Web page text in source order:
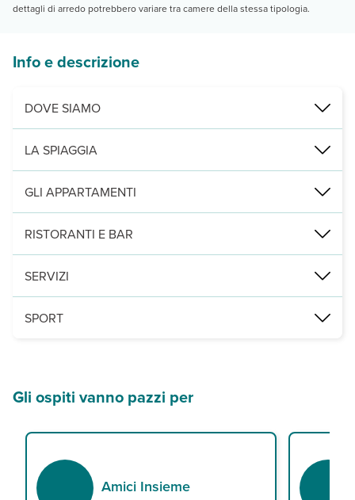
dettagli di arredo potrebbero variare tra camere della stessa tipologia.
Info e descrizione
DOVE SIAMO
Maspalomas, a 1500 m dal centro, 1 km dal centro di Playa del
LA SPIAGGIA
di fine sabbia bianca, quella delle Dune di Maspalomas, a 3
GLI APPARTAMENTI
210 appartamenti su un piano, suddivisi tra bilocali (35 m /max 4
RISTORANTI E BAR
1 ristorante à la carte a pagamento.
SERVIZI
2 piscine climatizzate con zona separata per bambini, lettini e
SPORT
Gli ospiti vanno pazzi per
Amici Insieme